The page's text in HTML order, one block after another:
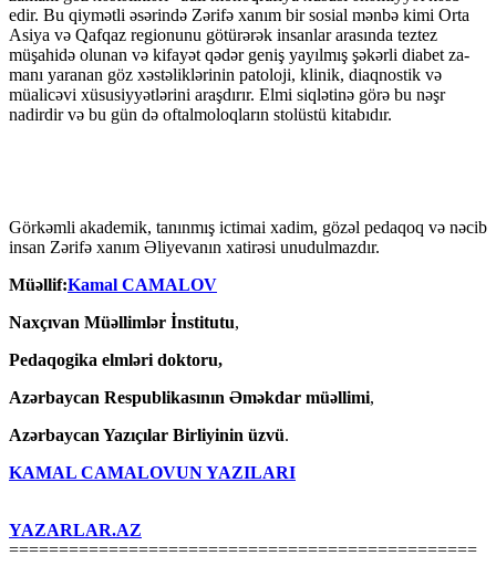
edir. Bu qiymətli əsərində Zərifə xa­nım bir sosial mənbə kimi Orta
Asiya və Qafqaz regionunu götürərək insanlar ara­sında teztez
müşahidə olunan və kifayət qədər geniş yayılmış şəkərli diabet za­
manı yaranan göz xəstəliklərinin patoloji, klinik, diaqnostik və
müalicəvi xüsusiyyətlərini araş­dırır. Elmi siqlətinə görə bu nəşr
nadirdir və bu gün də oftalmo­loqların sto­lüs­tü kitabıdır.
Görkəmli akademik, tanınmış ictimai xadim, gözəl pedaqoq və nəcib
insan Zərifə xanım Əliyevanın xatirəsi unudulmazdır.
Müəllif:Kamal CAMALOV
Naxçıvan Müəllimlər İnstitutu,
Pedaqogika elmləri doktoru,
Azərbaycan Respublikasının Əməkdar müəllimi,
Azərbaycan Yazıçılar Birliyinin üzvü.
KAMAL CAMALOVUN YAZILARI
YAZARLAR.AZ
===============================================